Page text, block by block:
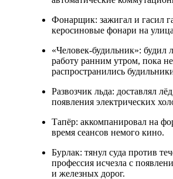
Фонарщик: зажигал и гасил
керосиновые фонари на
«Человек-будильник»: будил
работу ранним утром, пока не
распространились
Развозчик льда: доставлял
появления электрических
Тапёр: аккомпанировал на
время сеансов немого кино.
Бурлак: тянул суда против
профессия исчезла с
и железных дорог.